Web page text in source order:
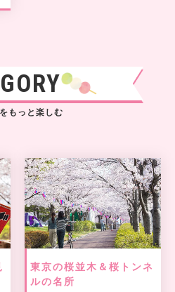
もっと楽しむ
東京の桜並木＆桜トンネ
ルの名所